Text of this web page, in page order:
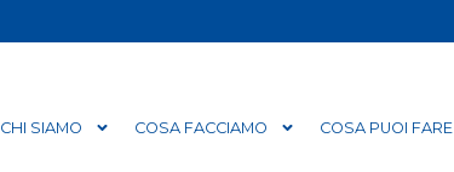
CHI SIAMO COSA FACCIAMO COSA PUOI FARE